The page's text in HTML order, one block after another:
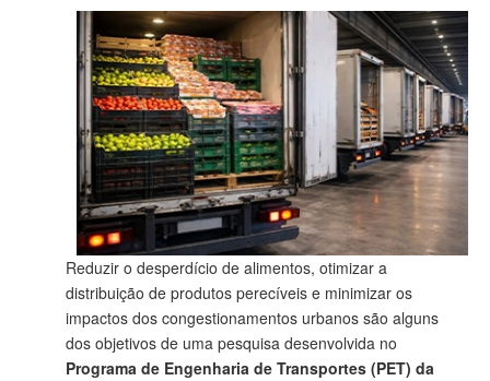
Reduzir o desperdício de alimentos, otimizar a
distribuição de produtos perecíveis e minimizar os
impactos dos congestionamentos urbanos são alguns
dos objetivos de uma pesquisa desenvolvida no
Programa de Engenharia de Transportes (PET) da